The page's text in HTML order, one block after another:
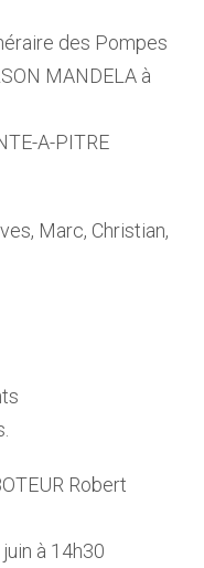
des Pompes
MANDELA à
A-PITRE
Marc, Christian,
Robert
à 14h30